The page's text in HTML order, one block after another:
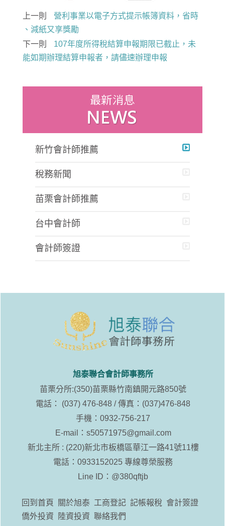
上一則
營利事業以電子方式提示帳簿資料，省時
、減紙又享獎勵
下一則
107年度所得稅結算申報期限已截止，未
能如期辦理結算申報者，請儘速辦理申報
新竹會計師推薦
稅務新聞
苗栗會計師推薦
台中會計師
會計師簽證
旭泰聯合會計師事務所
苗栗分所:(350)苗栗縣竹南鎮開元路850號
電話： (037) 476-848 / 傳真：(037)476-848
手機：0932-756-217
E-mail： s50571975@gmail.com
新北主所 : (220)新北市板橋區華江一路41號11樓
電話：0933152025 專線尊榮服務
Line ID： @380qftjb
回到首頁 關於旭泰 工商登記 記帳報稅 會計簽證
僑外投資
陸資投資 聯絡我們